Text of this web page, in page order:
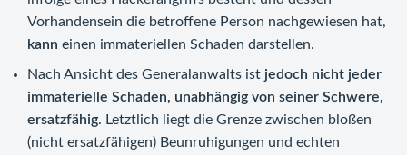
Vorhandensein die betroffene Person nachgewiesen hat,
kann einen immateriellen Schaden darstellen.
Nach Ansicht des Generalanwalts ist jedoch nicht jeder
immaterielle Schaden, unabhängig von seiner Schwere,
ersatzfähig. Letztlich liegt die Grenze zwischen bloßen
(nicht ersatzfähigen) Beunruhigungen und echten